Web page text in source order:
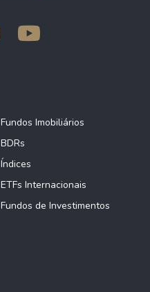
Fundos Imobiliários
BDRs
Índices
ETFs Internacionais
Fundos de Investimentos